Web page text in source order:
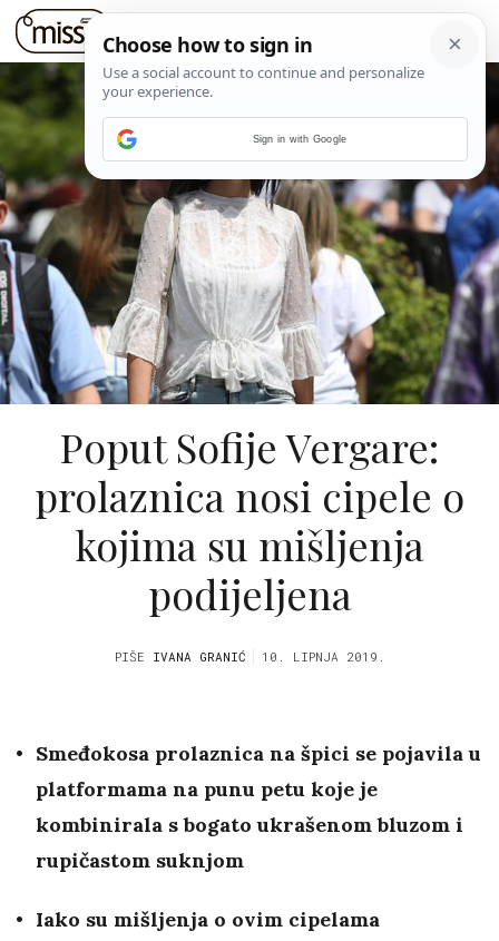
Poput Sofije Vergare:
prolaznica nosi cipele o
kojima su mišljenja
podijeljena
PIŠE IVANA GRANIĆ 10. LIPNJA 2019.
Smeđokosa prolaznica na špici se pojavila u
platformama na punu petu koje je
kombinirala s bogato ukrašenom bluzom i
rupičastom suknjom
Iako su mišljenja o ovim cipelama
Sign in with Google